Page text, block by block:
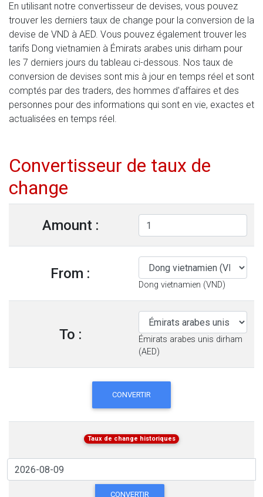
En utilisant notre convertisseur de devises, vous pouvez
trouver les derniers taux de change pour la conversion de la
devise de VND à AED. Vous pouvez également trouver les
tarifs Dong vietnamien à Émirats arabes unis dirham pour
les 7 derniers jours du tableau ci-dessous. Nos taux de
conversion de devises sont mis à jour en temps réel et sont
comptés par des traders, des hommes d'affaires et des
personnes pour des informations qui sont en vie, exactes et
actualisées en temps réel.
Convertisseur de taux de
change
Amount :
From :
Dong vietnamien (VND)
To :
Émirats arabes unis dirham
(AED)
CONVERTIR
Taux de change historiques
CONVERTIR